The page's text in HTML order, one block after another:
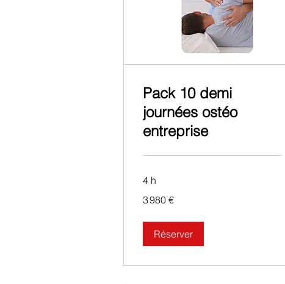
Pack 10 demi
journées ostéo
entreprise
4 h
euros
3 980 €
Réserver